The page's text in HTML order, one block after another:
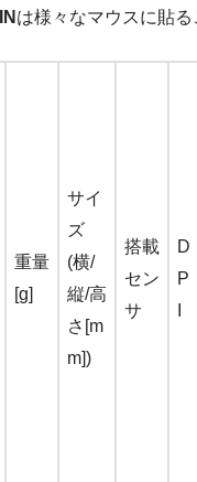
は様々なマウスに貼
重量
[g]
サイ
ズ
(横/
縦/高
さ[m
m])
搭載
セン
サ
D
P